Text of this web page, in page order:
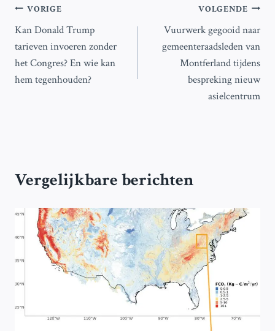
Bericht
navigatie
VORIGE
Kan Donald Trump
tarieven invoeren zonder
het Congres? En wie kan
hem tegenhouden?
VOLGENDE
Vuurwerk gegooid naar
gemeenteraadsleden van
Montferland tijdens
bespreking nieuw
asielcentrum
Vergelijkbare berichten